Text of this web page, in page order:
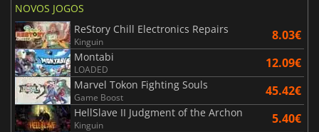
NOVOS JOGOS
ReStory Chill Electronics Repairs
Kinguin 8.03€
Montabi
LOADED 12.09€
Marvel Tokon Fighting Souls
Game Boost 45.42€
HellSlave II Judgment of the Archon
Kinguin 5.40€